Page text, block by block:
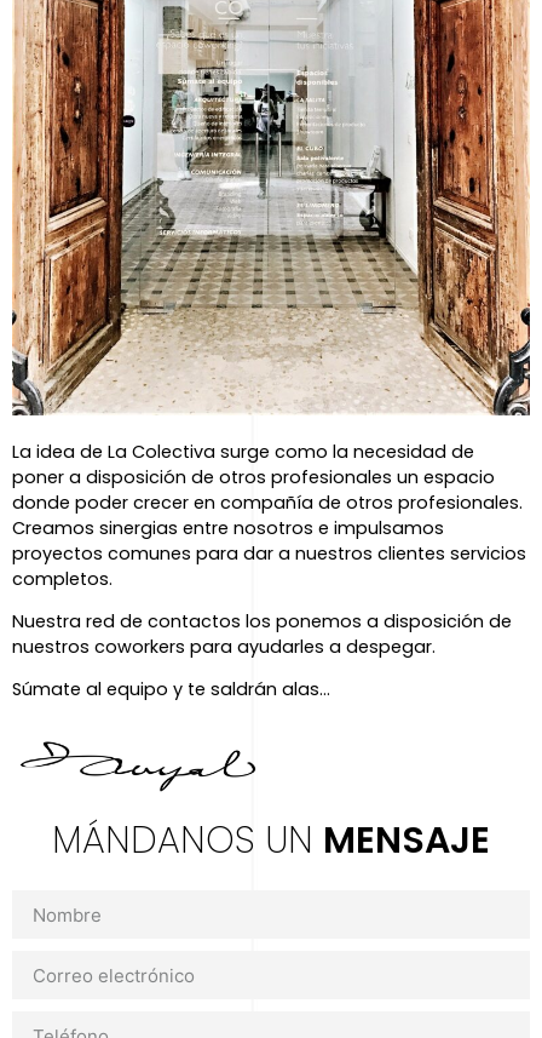
La idea de La Colectiva surge como la necesidad de
poner a disposición de otros profesionales un espacio
donde poder crecer en compañía de otros profesionales.
Creamos sinergias entre nosotros e impulsamos
proyectos comunes para dar a nuestros clientes servicios
completos.
Nuestra red de contactos los ponemos a disposición de
nuestros coworkers para ayudarles a despegar.
Súmate al equipo y te saldrán alas…
MÁNDANOS UN MENSAJE